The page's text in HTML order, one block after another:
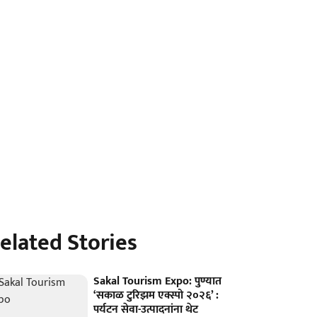
Stories
Sakal Tourism Expo: पुण्यात
‘सकाळ टुरिझम एक्स्पो २०२६’ :
पर्यटन सेवा-उत्पादनांना थेट